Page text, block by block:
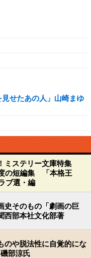
せたあの人」山崎まゆ
ミステリー文庫特集
の短編集 「本格王
ブ選・編
史そのもの「劇画の巨
部本社文化部著
のや脱法性に自覚的にな
部涼氏